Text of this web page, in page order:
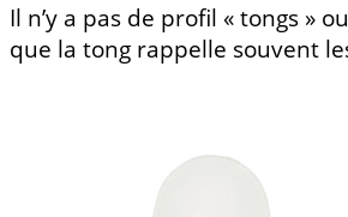
Il n’y a pas de profil « tongs »
que la tong rappelle souvent